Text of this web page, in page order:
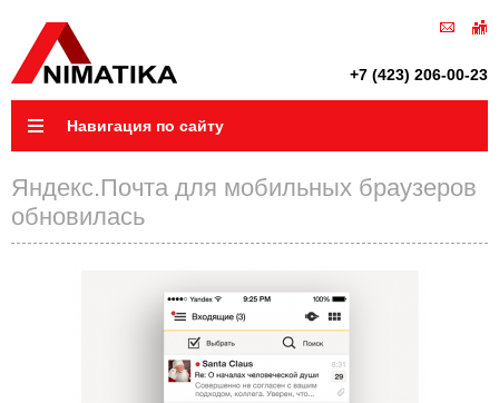
+7 (423) 206-00-23
Навигация по сайту
Яндекс.Почта для мобильных браузеров
обновилась